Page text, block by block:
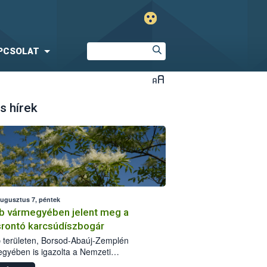
hírek
7, péntek
vármegyében jelent meg a
karcsúdíszbogár
területen, Borsod-Abaúj-Zemplén
is igazolta a Nemzeti
biztonsági Hivatal (Nébih) a